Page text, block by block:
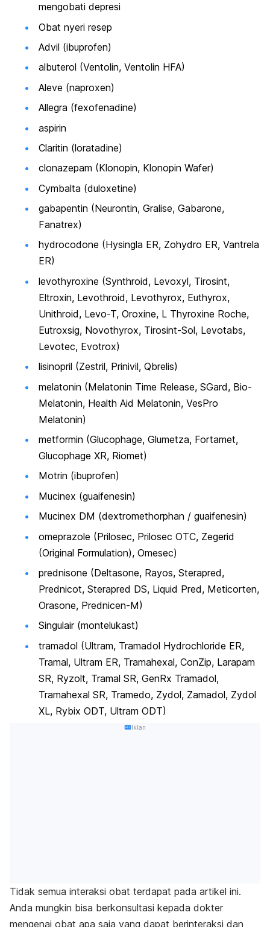
mengobati depresi
Obat nyeri resep
Advil (ibuprofen)
albuterol (Ventolin, Ventolin HFA)
Aleve (naproxen)
Allegra (fexofenadine)
aspirin
Claritin (loratadine)
clonazepam (Klonopin, Klonopin Wafer)
Cymbalta (duloxetine)
gabapentin (Neurontin, Gralise, Gabarone,
Fanatrex)
hydrocodone (Hysingla ER, Zohydro ER, Vantrela
ER)
levothyroxine (Synthroid, Levoxyl, Tirosint,
Eltroxin, Levothroid, Levothyrox, Euthyrox,
Unithroid, Levo-T, Oroxine, L Thyroxine Roche,
Eutroxsig, Novothyrox, Tirosint-Sol, Levotabs,
Levotec, Evotrox)
lisinopril (Zestril, Prinivil, Qbrelis)
melatonin (Melatonin Time Release, SGard, Bio-
Melatonin, Health Aid Melatonin, VesPro
Melatonin)
metformin (Glucophage, Glumetza, Fortamet,
Glucophage XR, Riomet)
Motrin (ibuprofen)
Mucinex (guaifenesin)
Mucinex DM (dextromethorphan / guaifenesin)
omeprazole (Prilosec, Prilosec OTC, Zegerid
(Original Formulation), Omesec)
prednisone (Deltasone, Rayos, Sterapred,
Prednicot, Sterapred DS, Liquid Pred, Meticorten,
Orasone, Prednicen-M)
Singulair (montelukast)
tramadol (Ultram, Tramadol Hydrochloride ER,
Tramal, Ultram ER, Tramahexal, ConZip, Larapam
SR, Ryzolt, Tramal SR, GenRx Tramadol,
Tramahexal SR, Tramedo, Zydol, Zamadol, Zydol
XL, Rybix ODT, Ultram ODT)
Iklan
Tidak semua interaksi obat terdapat pada artikel ini.
Anda mungkin bisa berkonsultasi kepada dokter
mengenai obat apa saja yang dapat berinteraksi dan